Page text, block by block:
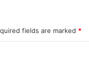
fields are marked *